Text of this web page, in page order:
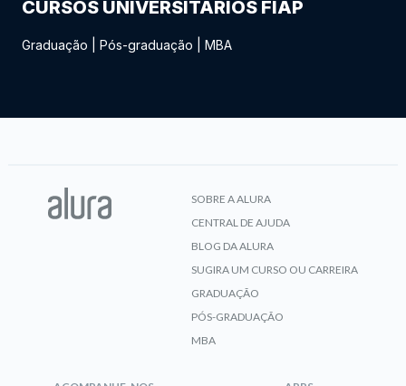
CURSOS UNIVERSITÁRIOS FIAP
Graduação Pós-graduação MBA
SOBRE A ALURA
CENTRAL DE AJUDA
BLOG DA ALURA
SUGIRA UM CURSO OU CARREIRA
GRADUAÇÃO
PÓS-GRADUAÇÃO
MBA